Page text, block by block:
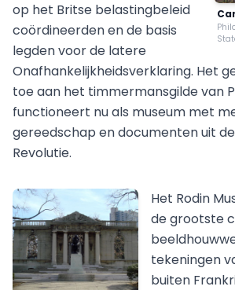
op het Britse belastingbeleid
coördineerden en de basis
legden voor de latere
Onafhankelijkheidsverklaring. Het
toe aan het timmermansgilde van
functioneert nu als museum met
gereedschap en documenten uit
Revolutie.
Het Rodin
de grootste
tekeningen
buiten